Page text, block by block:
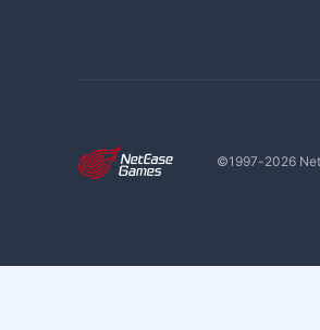
©1997-2026